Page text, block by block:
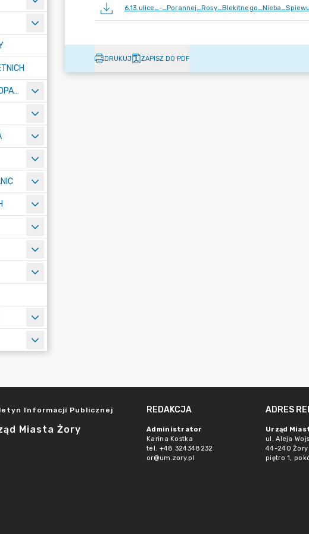
ŚRODOWISKO I GOSPODARKA ODPADAMI
6.13.ulice_-
DRUKUJ ZAPISZ DO PDF
Informacji Publicznej
Miasta Żory
REDAKCJA
Administrator
Karina Kostka
tel. +48 324348232
or@um.zory.pl
ADRES
Urząd
ul. Aleja
44-240 Żory
piętro 1,